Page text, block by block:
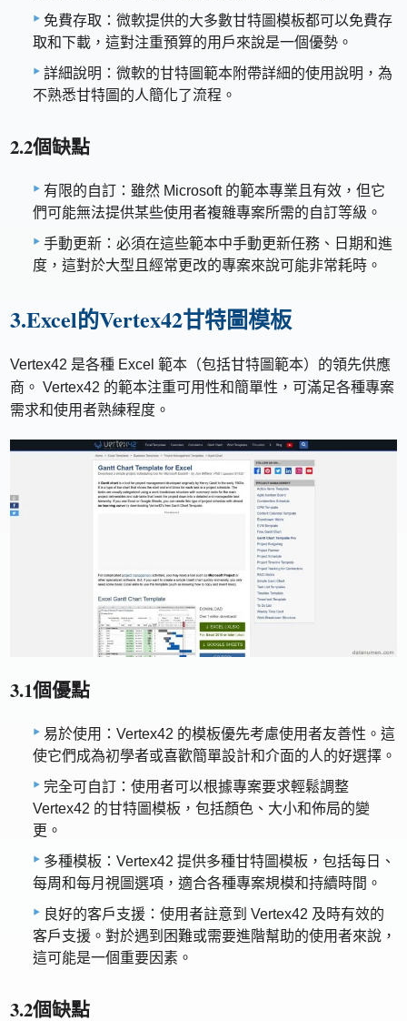
免費存取：微軟提供的大多數甘特圖模板都可以免費存
取和下載，這對注重預算的用戶來說是一個優勢。
詳細說明：微軟的甘特圖範本附帶詳細的使用說明，為
不熟悉甘特圖的人簡化了流程。
2.2個缺點
有限的自訂：雖然 Microsoft 的範本專業且有效，但它
們可能無法提供某些使用者複雜專案所需的自訂等級。
手動更新：必須在這些範本中手動更新任務、日期和進
度，這對於大型且經常更改的專案來說可能非常耗時。
3.Excel的Vertex42甘特圖模板
Vertex42 是各種 Excel 範本（包括甘特圖範本）的領先供應
商。 Vertex42 的範本注重可用性和簡單性，可滿足各種專案
需求和使用者熟練程度。
3.1個優點
易於使用：Vertex42 的模板優先考慮使用者友善性。這
使它們成為初學者或喜歡簡單設計和介面的人的好選擇。
完全可自訂：使用者可以根據專案要求輕鬆調整
Vertex42 的甘特圖模板，包括顏色、大小和佈局的變
更。
多種模板：Vertex42 提供多種甘特圖模板，包括每日、
每周和每月視圖選項，適合各種專案規模和持續時間。
良好的客戶支援：使用者註意到 Vertex42 及時有效的
客戶支援。對於遇到困難或需要進階幫助的使用者來說，
這可能是一個重要因素。
3.2個缺點